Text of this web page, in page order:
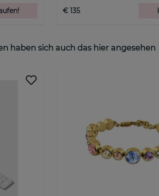
€ 135
haben sich auch das hier angesehen